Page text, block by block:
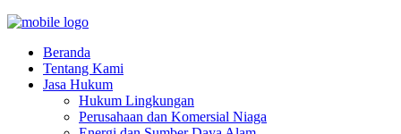
Beranda
Tentang Kami
Jasa Hukum
Hukum Lingkungan
Perusahaan dan Komersial Niaga